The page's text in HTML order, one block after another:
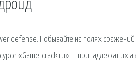
defense. Побывайте на полях
«Game-crack.ru» — принадлежат их